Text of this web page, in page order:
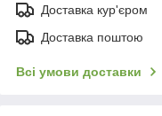
Доставка кур'єром
Доставка поштою
Всі умови доставки